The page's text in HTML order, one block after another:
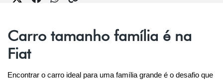
Carro tamanho família é na
Fiat
Encontrar o carro ideal para uma família grande é o desafio que